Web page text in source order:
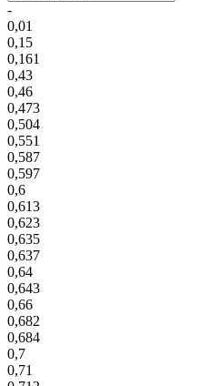
-
0,01
0,15
0,161
0,43
0,46
0,473
0,504
0,551
0,587
0,597
0,6
0,613
0,623
0,635
0,637
0,64
0,643
0,66
0,682
0,684
0,7
0,71